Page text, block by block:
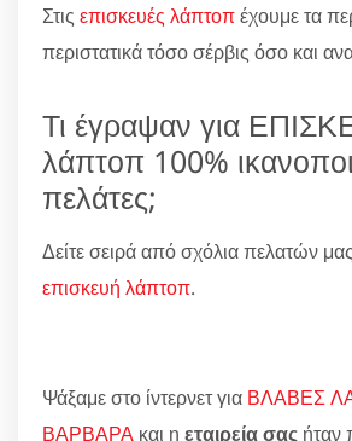
Στις επισκευές λάπτοπέχουμε τα
περιστατικά τόσο σέρβις όσο και
Τι έγραψαν για
λάπτοπ 100%
πελάτες;
Δείτε σειρά από σχόλια πελατών μας
επισκευή λάπτοπ.
Ψάξαμε στο ίντερνετ για ΒΛΑΒΕΣ
ΒΑΡΒΑΡΑ και η εταιρεία σας ήταν